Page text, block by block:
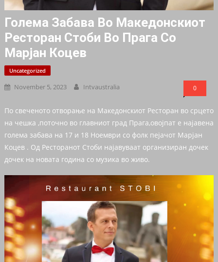
Голема Забава Во Македонскиот
Ресторан Стоби Во Прага Со
Марјан Коцев
Uncategorized
November 5, 2023 Intvaustralia 0
По свеченото отворање на Македонскиот Ресторан во срцето
на чешка ,поточно во главниот град Прага,овојпат е најавена
голема забава на 17 и 18 Ноември со фолк пејачот Марјан
Коцев . Од Ресторанот Стоби најавуваат организиран дочек
дочек на новата година со музика во живо.